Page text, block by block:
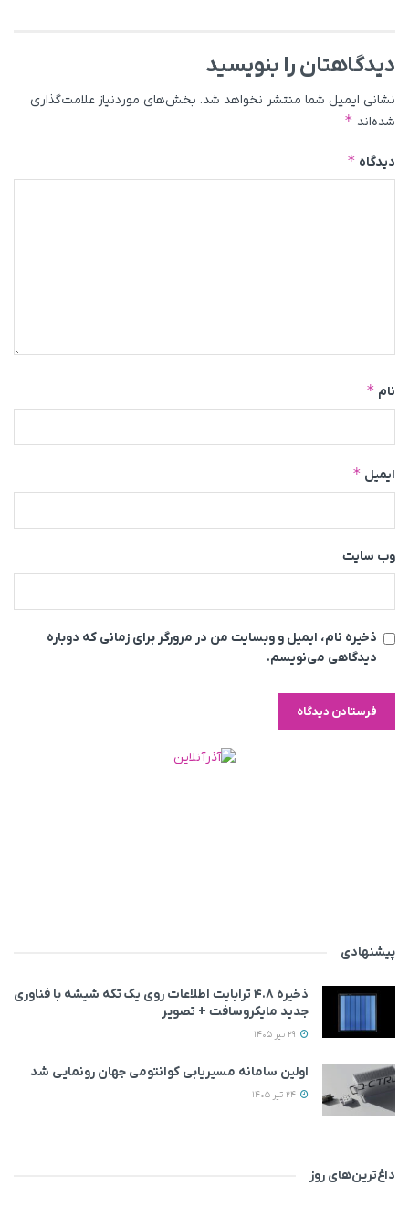
دیدگاهتان را بنویسید
نشانی ایمیل شما منتشر نخواهد شد. بخش‌های موردنیاز علامت‌گذاری
شده‌اند *
دیدگاه *
نام *
ایمیل *
وب‌ سایت
ذخیره نام، ایمیل و وبسایت من در مرورگر برای زمانی که دوباره
دیدگاهی می‌نویسم.
پیشنهادی
ذخیره ۴.۸ ترابایت اطلاعات روی یک تکه شیشه با فناوری
جدید مایکروسافت + تصویر
اولین سامانه مسیریابی کوانتومی جهان رونمایی شد
داغ‌ترین‌های روز